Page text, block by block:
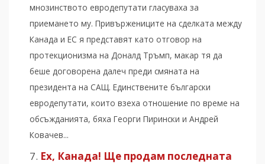
мнозинството евродепутати гласуваха за
приемането му. Привържениците на сделката между
Канада и ЕС я представят като отговор на
протекционизма на Доналд Тръмп, макар тя да
беше договорена далеч преди смяната на
президента на САЩ. Единствените български
евродепутати, които взеха отношение по време на
обсъжданията, бяха Георги Пирински и Андрей
Ковачев...
Ех, Канада! Ще продам последната